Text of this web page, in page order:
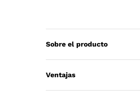
Sobre el producto
Ventajas